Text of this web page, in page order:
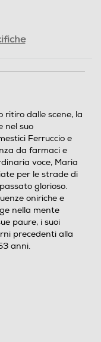
ritiro dalle scene, la
nel suo
Ferruccio e
da farmaci e
voce, Maria
per le strade di
glorioso.
oniriche e
nella mente
paure, i suoi
precedenti alla
anni.